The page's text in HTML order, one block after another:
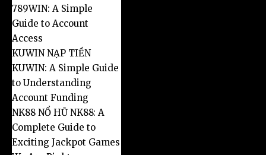
789WIN: A Simple
Guide to Account
Access
KUWIN NẠP TIỀN
KUWIN: A Simple Guide
to Understanding
Account Funding
NK88 NỔ HŨ NK88: A
Complete Guide to
Exciting Jackpot Games